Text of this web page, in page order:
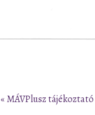
« MÁVPlusz tájékoztató